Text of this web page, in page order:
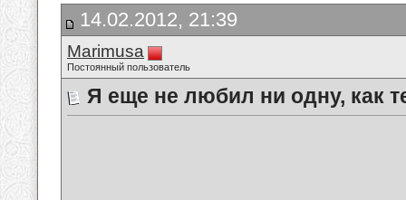
14.02.2012, 21:39
Marimusa
Постоянный пользователь
Я еще не любил ни одну, как